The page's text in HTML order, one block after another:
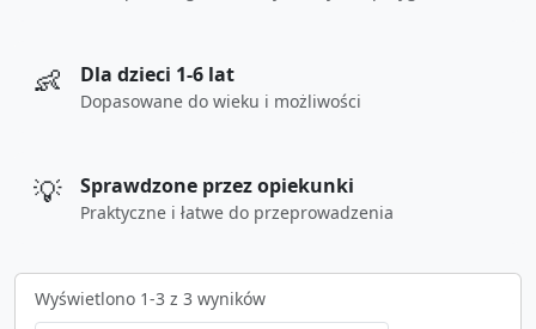
👶 Dla dzieci 1-6 lat
Dopasowane do wieku i możliwości
💡 Sprawdzone przez opiekunki
Praktyczne i łatwe do przeprowadzenia
Wyświetlono 1-3 z 3 wyników